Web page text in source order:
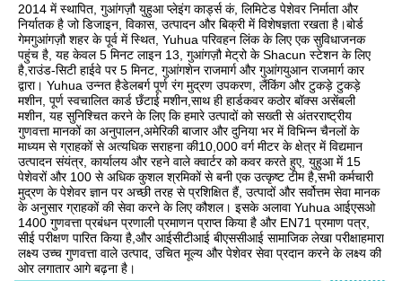
2014 में स्थापित, गुआंगज़ौ युहुआ प्लेइंग कार्ड्स कं, लिमिटेड पेशेवर निर्माता और
निर्यातक है जो डिजाइन, विकास, उत्पादन और बिक्री में विशेषज्ञता रखता है।बोर्ड
गेमगुआंगज़ौ शहर के पूर्व में स्थित, Yuhua परिवहन लिंक के लिए एक सुविधाजनक
पहुंच है, यह केवल 5 मिनट लाइन 13, गुआंगज़ौ मेट्रो के Shacun स्टेशन के लिए
है,राउंड-सिटी हाईवे पर 5 मिनट, गुआंगशेन राजमार्ग और गुआंगयुआन राजमार्ग कार
द्वारा। Yuhua उन्नत हैडेलबर्ग पूर्ण रंग मुद्रण उपकरण, लैंकिंग और टुकड़े टुकड़े
मशीन, पूर्ण स्वचालित कार्ड छँटाई मशीन,साथ ही हार्डकवर कठोर बॉक्स असेंबली
मशीन, यह सुनिश्चित करने के लिए कि हमारे उत्पादों को सख्ती से अंतरराष्ट्रीय
गुणवत्ता मानकों का अनुपालन,अमेरिकी बाजार और दुनिया भर में विभिन्न चैनलों के
माध्यम से ग्राहकों से अत्यधिक सराहना की10,000 वर्ग मीटर के क्षेत्र में विद्यमान
उत्पादन संयंत्र, कार्यालय और रहने वाले क्वार्टर को कवर करते हुए, युहुआ में 15
पेशेवरों और 100 से अधिक कुशल श्रमिकों से बनी एक उत्कृष्ट टीम है,सभी कर्मचारी
मुद्रण के पेशेवर ज्ञान पर अच्छी तरह से प्रशिक्षित हैं, उत्पादों और सर्वोत्तम सेवा मानक
के अनुसार ग्राहकों की सेवा करने के लिए कौशल। इसके अलावा Yuhua आईएसओ
1400 गुणवत्ता प्रबंधन प्रणाली प्रमाणन प्राप्त किया है और EN71 प्रमाण पत्र,
सीई परीक्षण पारित किया है,और आईसीटीआई बीएससीआई सामाजिक लेखा परीक्षाहमारा
लक्ष्य उच्च गुणवत्ता वाले उत्पाद, उचित मूल्य और पेशेवर सेवा प्रदान करने के लक्ष्य की
ओर लगातार आगे बढ़ना है।